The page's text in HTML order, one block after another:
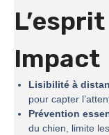
Impact
Lisibilité à
pour capter
Prévention
du chien, limite